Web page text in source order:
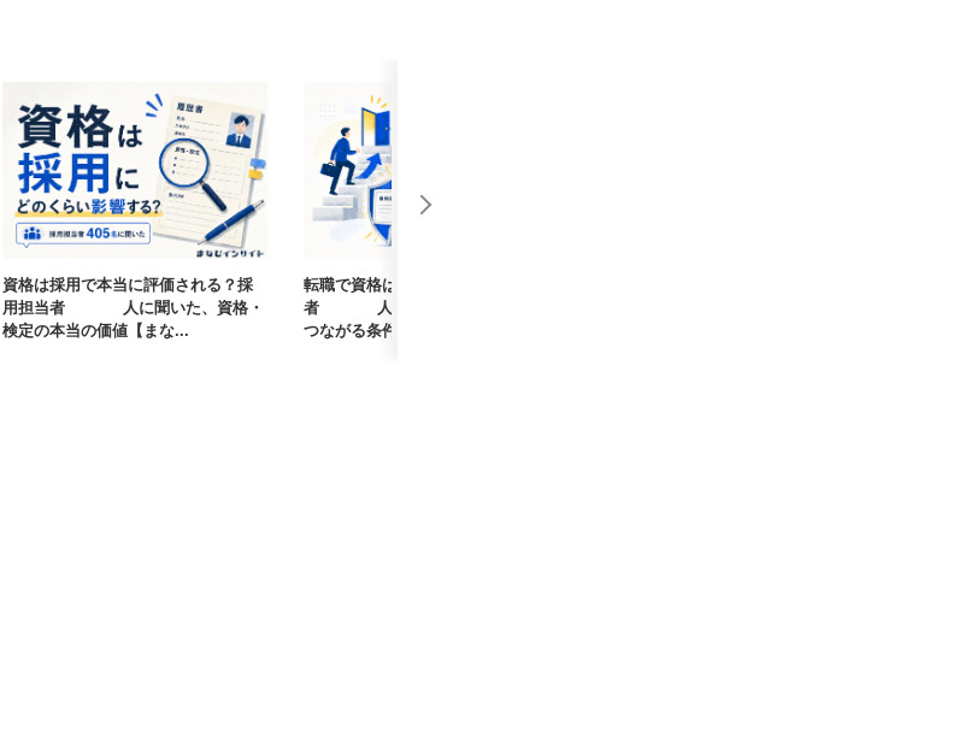
資格は採用で本当に評価される？採
用担当者405人に聞いた、資格・
検定の本当の価値【まな...
転職で資格は武器になる？採用担当
者405人に聞いた、資格が評価に
つながる条件【まなびイ...